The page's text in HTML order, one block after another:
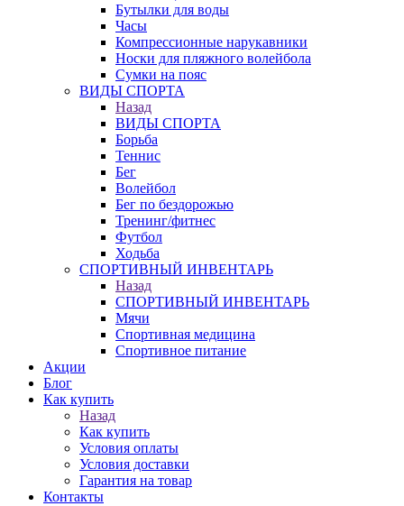
Бутылки для воды
Часы
Компрессионные нарукавники
Носки для пляжного волейбола
Сумки на пояс
ВИДЫ СПОРТА
Назад
ВИДЫ СПОРТА
Борьба
Теннис
Бег
Волейбол
Бег по бездорожью
Тренинг/фитнес
Футбол
Ходьба
СПОРТИВНЫЙ ИНВЕНТАРЬ
Назад
СПОРТИВНЫЙ ИНВЕНТАРЬ
Мячи
Спортивная медицина
Спортивное питание
Акции
Блог
Как купить
Назад
Как купить
Условия оплаты
Условия доставки
Гарантия на товар
Контакты